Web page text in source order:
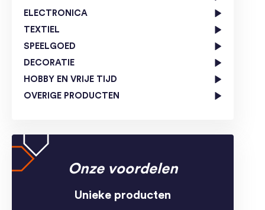
ELECTRONICA
TEXTIEL
SPEELGOED
DECORATIE
HOBBY EN VRIJE TIJD
OVERIGE PRODUCTEN
Onze voordelen
Unieke producten